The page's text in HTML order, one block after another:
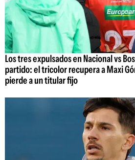
Los tres expulsados en Nacional vs
partido: el tricolor recupera a Maxi
pierde a un titular fijo